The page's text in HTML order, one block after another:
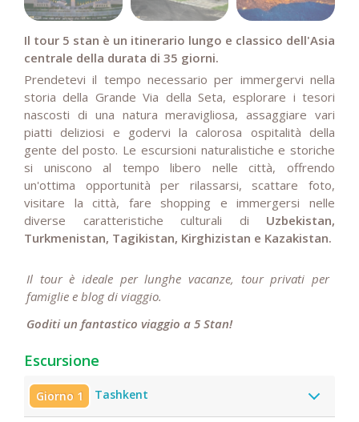
Il tour 5 stan è un itinerario lungo e classico dell'Asia
centrale della durata di 35 giorni.
Prendetevi il tempo necessario per immergervi nella
storia della Grande Via della Seta, esplorare i tesori
nascosti di una natura meravigliosa, assaggiare vari
piatti deliziosi e godervi la calorosa ospitalità della
gente del posto. Le escursioni naturalistiche e storiche
si uniscono al tempo libero nelle città, offrendo
un'ottima opportunità per rilassarsi, scattare foto,
visitare la città, fare shopping e immergersi nelle
diverse caratteristiche culturali di Uzbekistan,
Turkmenistan, Tagikistan, Kirghizistan e Kazakistan.
Il tour è ideale per lunghe vacanze, tour privati per
famiglie e blog di viaggio.
Goditi un fantastico viaggio a 5 Stan!
Escursione
Giorno 1 Tashkent